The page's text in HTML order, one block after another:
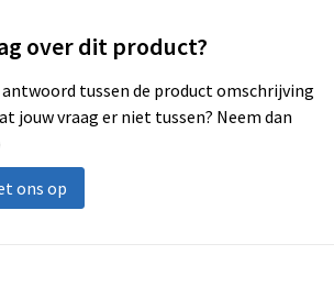
over dit product?
tussen de product omschrijving
jouw vraag er niet tussen? Neem dan
ons op